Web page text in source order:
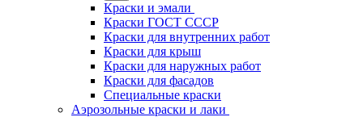
Краски и эмали
Краски ГОСТ СССР
Краски для внутренних работ
Краски для крыш
Краски для наружных работ
Краски для фасадов
Специальные краски
Аэрозольные краски и лаки